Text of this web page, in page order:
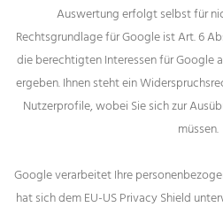
Auswertung erfolgt selbst für
Rechtsgrundlage für Google ist Art. 6
die berechtigten Interessen für Google
ergeben. Ihnen steht ein
Nutzerprofile, wobei Sie sich zur
müssen.
Google verarbeitet Ihre
hat sich dem EU-US Privacy Shield